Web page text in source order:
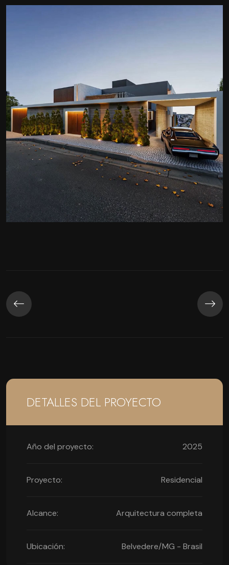
DETALLES DEL PROYECTO
Año del proyecto: 2025
Proyecto: Residencial
Alcance: Arquitectura completa
Ubicación: Belvedere/MG - Brasil